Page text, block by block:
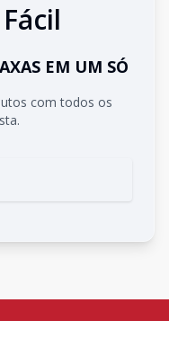
EM UM SÓ
com todos os